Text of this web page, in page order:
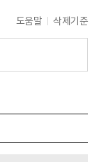
도움말 삭제기준